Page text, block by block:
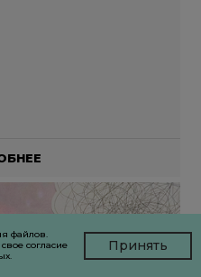
файлов.
согласие
Принять